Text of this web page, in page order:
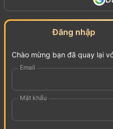
Đăng nhập
Chào mừng bạn đã quay lại
Email
Mật khẩu